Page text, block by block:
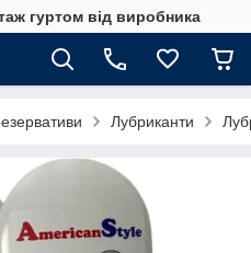
гуртом від виробника
Лубриканти